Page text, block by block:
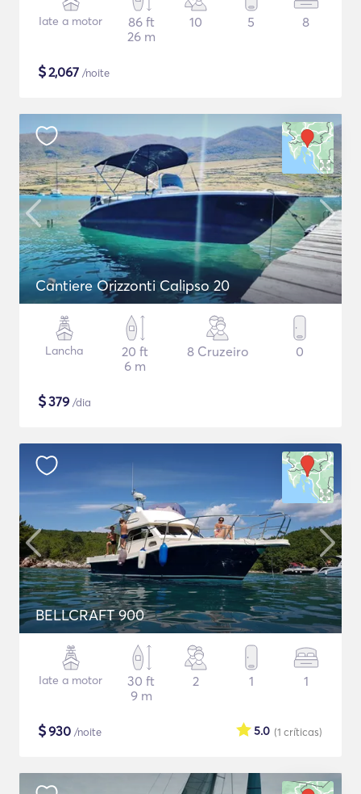
Iate a motor
86 ft
26 m
10 5 8
$2,067 /noite
Cantiere Orizzonti Calipso 20
Lancha
20 ft
6 m
8 Cruzeiro 0
$379 /dia
BELLCRAFT 900
Iate a motor
30 ft
9 m
2 1 1
$930 /noite (1 críticas)
5.0